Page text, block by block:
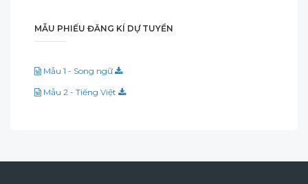
MẪU PHIẾU ĐĂNG KÍ DỰ TUYỂN
Mẫu 1 - Song ngữ
Mẫu 2 - Tiếng Việt